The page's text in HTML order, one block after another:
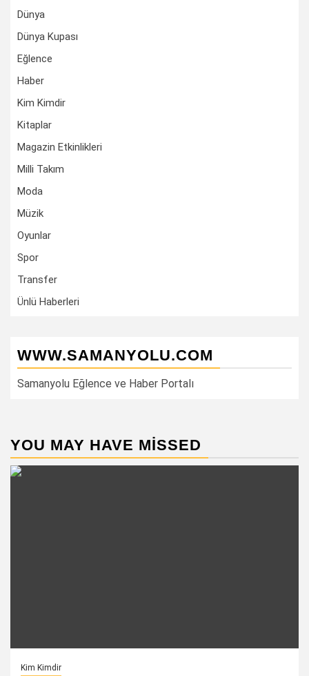
Dünya
Dünya Kupası
Eğlence
Haber
Kim Kimdir
Kitaplar
Magazin Etkinlikleri
Milli Takım
Moda
Müzik
Oyunlar
Spor
Transfer
Ünlü Haberleri
WWW.SAMANYOLU.COM
Samanyolu Eğlence ve Haber Portalı
YOU MAY HAVE MISSED
Kim Kimdir